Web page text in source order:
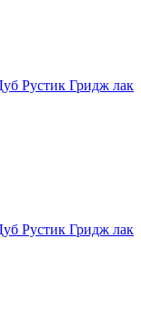
Рустик Гридж лак
Рустик Гридж лак